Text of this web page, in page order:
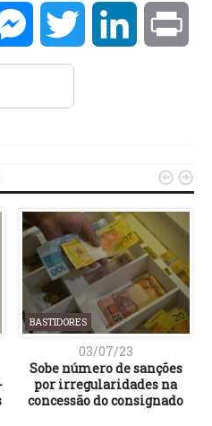
MessengerTwitter LinkedIn
BASTIDORES
03/07/23
Sobe número de sanções
por irregularidades na
concessão do consignado
 